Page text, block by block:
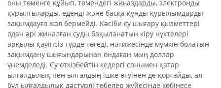
оны төменге құйып, төмендегі жиһаздарды, электронды
құрылғыларды, еденді және басқа құнды құрылымдарды
зақымдауға жол бермейді. Кәсіби су шығару қызметтері
одан әрі жиналған суды бақыланатын кіру нүктелері
арқылы қауіпсіз түрде төгеді, нәтижесінде мүмкін болатын
зақымдану шығындарынан ондаған мың доллар
үнемделеді. Су өткізбейтін кедергі сонымен қатар
ылғалдылық пен ылғалдың ішке өтуінен де қорғайды, ал
бұл ылғалдылық дәстүрлі төбелер жүйесінде көбінесе